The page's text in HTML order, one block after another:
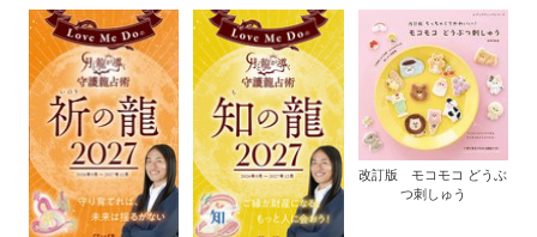
改訂版 モコモコ どうぶ
つ刺しゅう